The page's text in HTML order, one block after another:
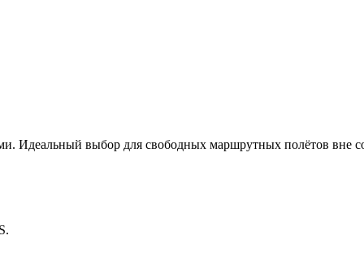
Идеальный выбор для свободных маршрутных полётов вне